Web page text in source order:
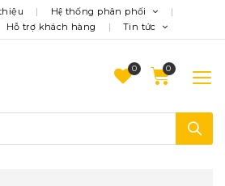
Hệ thống phân phối
Hỗ trợ khách hàng Tin tức
0